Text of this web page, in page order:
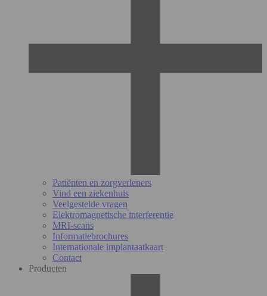
Patiënten en zorgverleners
Vind een ziekenhuis
Veelgestelde vragen
Elektromagnetische interferentie
MRI-scans
Informatiebrochures
Internationale implantaatkaart
Contact
Producten